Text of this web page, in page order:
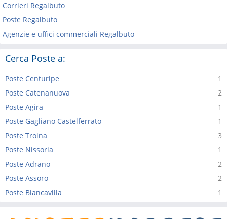
Corrieri Regalbuto
Poste Regalbuto
Agenzie e uffici commerciali Regalbuto
Cerca Poste a:
1
Poste Centuripe
2
Poste Catenanuova
1
Poste Agira
1
Poste Gagliano Castelferrato
3
Poste Troina
1
Poste Nissoria
2
Poste Adrano
2
Poste Assoro
1
Poste Biancavilla